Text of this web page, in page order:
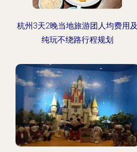
杭州3天2晚当地旅游团人均费用及
纯玩不绕路行程规划